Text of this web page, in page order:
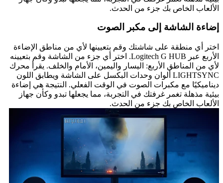
الألعاب الخاص بك جزء من الحدث.
إضاءة الشاشة إلى مكبر الصوت
اختر أي منطقة على شاشتك وقم بتعيينها لأي من مناطق الإضاءة
الأربع عبر Logitech G HUB. اختر أي جزء من الشاشة وقم بتعيينه
لأي من المناطق الأربع: اليسار واليمين، الأمام والخلف. يقرأ محرك
LIGHTSYNC ألوان وحدات البكسل على الشاشة ويطابق اللون
ديناميكيًا مع مكبرات الصوت في الوقت الفعلي. النتيجة هي إضاءة
بيئية مذهلة تغمر غرفتك في التجربة، مما يجعلها تبدو وكأن جهاز
الألعاب الخاص بك جزء من الحدث.